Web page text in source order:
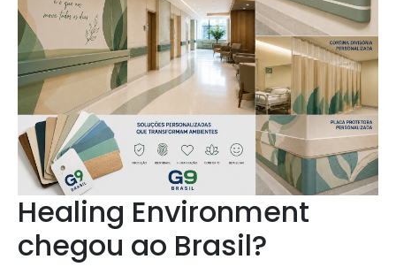
Healing Environment
chegou ao Brasil?